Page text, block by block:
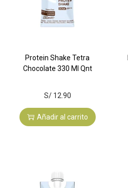
Protein Shake Tetra
Chocolate 330 Ml Qnt
S/12.90
Añadir al carrito